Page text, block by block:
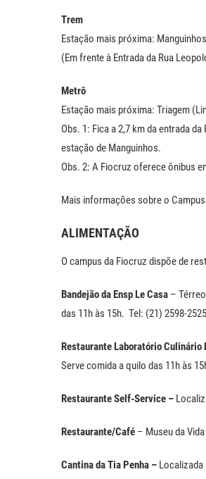
Trem
Estação mais próxima:
(Em frente à Entrada da Rua
Metrô
Estação mais próxima: Triagem
Obs. 1: Fica a 2,7 km da entrada
estação de Manguinhos.
Obs. 2: A Fiocruz oferece ônibus
Mais informações sobre o
ALIMENTAÇÃO
O campus da Fiocruz dispõe de
Bandejão da Ensp Le Casa –
das 11h às 15h. Tel: (21) 2598-
Restaurante Laboratório Culinário
Serve comida a quilo das 11h às
Restaurante Self-Service –
Restaurante/Café – Museu da
Cantina da Tia Penha – Localizada